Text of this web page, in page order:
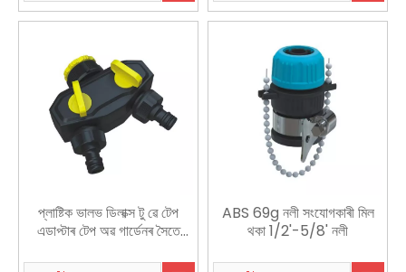
প্লাষ্টিক ভালভ ডিলাক্স টু ৱে টেপ
এডাপ্টাৰ টেপ অৱ গাৰ্ডেনৰ সৈতে
ABS 69g নলী সংযোগকাৰী মিল
থকা 1/2'-5/8' নলী